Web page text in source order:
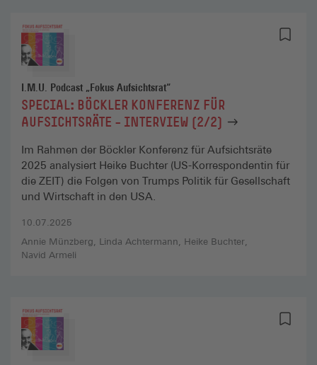
I.M.U. Podcast „Fokus Aufsichtsrat“
SPECIAL: BÖCKLER KONFERENZ FÜR
AUFSICHTSRÄTE – INTERVIEW (2/2)
10.07.2025
Annie Münzberg
Linda Achtermann
Heike Buchter
Navid Armeli
Im Rahmen der Böckler Konferenz für Aufsichtsräte
2025 analysiert Heike Buchter (US-Korrespondentin für
die ZEIT) die Folgen von Trumps Politik für Gesellschaft
und Wirtschaft in den USA.